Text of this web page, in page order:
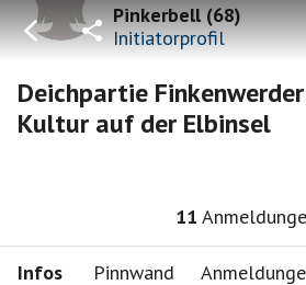
Pinkerbell(68)
Initiatorprofil
Deichpartie
Kultur auf der Elbinsel
11
Infos Pinnwand